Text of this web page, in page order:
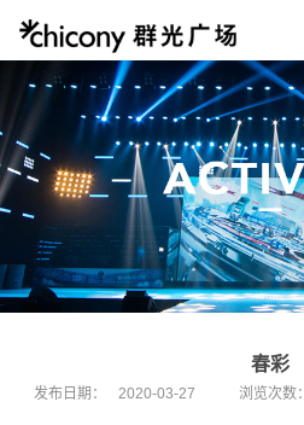
春彩
发布日期： 2020-03-27 浏览次数：